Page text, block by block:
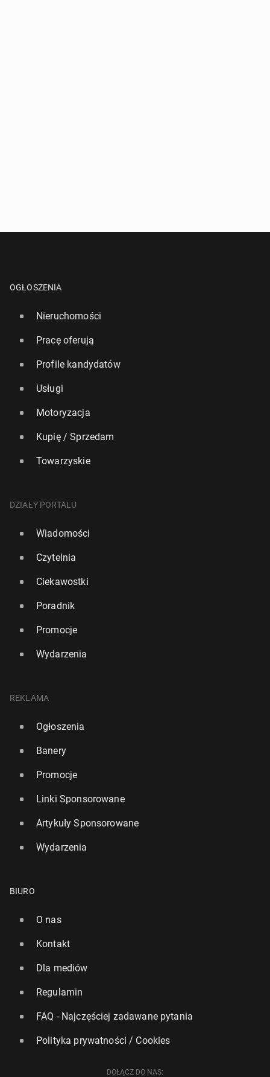
OGŁOSZENIA
Nieruchomości
Pracę oferują
Profile kandydatów
Usługi
Motoryzacja
Kupię / Sprzedam
Towarzyskie
DZIAŁY PORTALU
Wiadomości
Czytelnia
Ciekawostki
Poradnik
Promocje
Wydarzenia
REKLAMA
Ogłoszenia
Banery
Promocje
Linki Sponsorowane
Artykuły Sponsorowane
Wydarzenia
BIURO
O nas
Kontakt
Dla mediów
Regulamin
FAQ - Najczęściej zadawane pytania
Polityka prywatności / Cookies
DOŁĄCZ DO NAS: